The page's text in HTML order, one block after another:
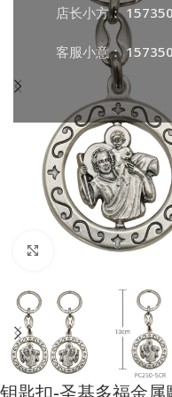
店长小方：
客服小意：
点击放大
钥匙扣-圣基多福金